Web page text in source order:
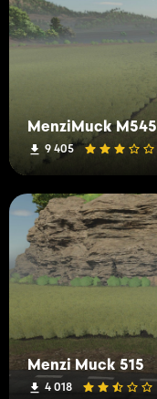
MenziMuck M545
9 405
Menzi Muck 515
4 018